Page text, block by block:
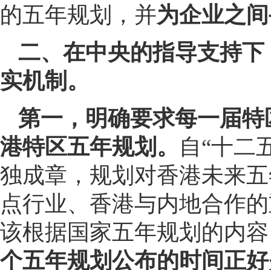
的五年规划，并为企业之
二、在中央的指导支持
实机制。
第一，明确要求每一届
港特区五年规划。
自“十二
独成章，规划对香港未来
点行业、香港与内地合作
该根据国家五年规划的内
个五年规划公布的时间正